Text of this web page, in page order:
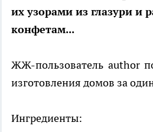
их узорами из глазури и
конфетам...
ЖЖ-пользователь author
изготовления домов за
Ингредиенты: